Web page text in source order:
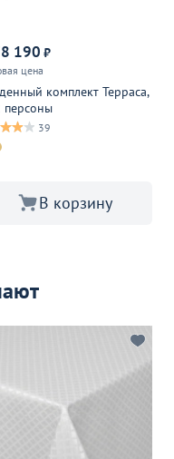
190 ₽
цена
комплект Терраса,
персоны
39
В корзину